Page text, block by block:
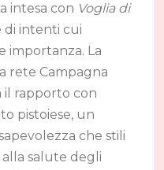
intesa con Voglia di
di intenti cui
importanza. La
rete Campagna
il rapporto con
pistoiese, un
che stili
salute degli